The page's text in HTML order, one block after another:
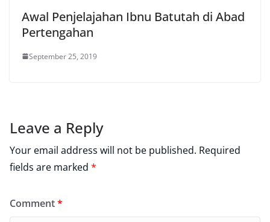
Awal Penjelajahan Ibnu Batutah di Abad
Pertengahan
September 25, 2019
Leave a Reply
Your email address will not be published. Required
fields are marked *
Comment*